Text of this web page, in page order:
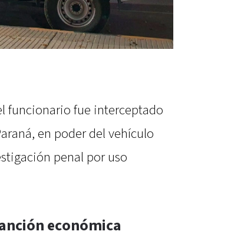
funcionario fue interceptado
en poder del vehículo
penal por uso
económica